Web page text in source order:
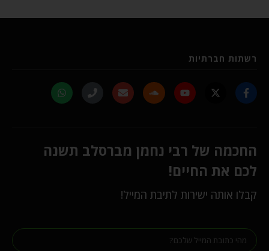
רשתות חברתיות
החכמה של רבי נחמן מברסלב תשנה
לכם את החיים!
קבלו אותה ישירות לתיבת המייל!